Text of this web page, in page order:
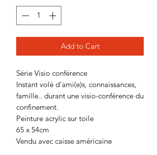
Add to Cart
Série Visio conférence
Instant volé d'ami(e)s, connaissances,
famille.. durant une visio-conférence du
confinement.
Peinture acrylic sur toile
65 x 54cm
Vendu avec caisse américaine